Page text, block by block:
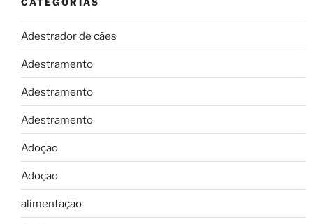
Adestrador de cães
Adestramento
Adestramento
Adestramento
Adoção
Adoção
alimentação